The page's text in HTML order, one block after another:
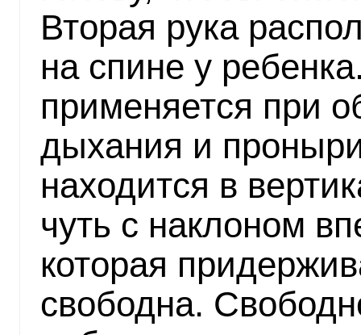
Вторая рука
на спине у
применяется при
дыхания и
находится в
чуть с наклоном
которая
свободна.